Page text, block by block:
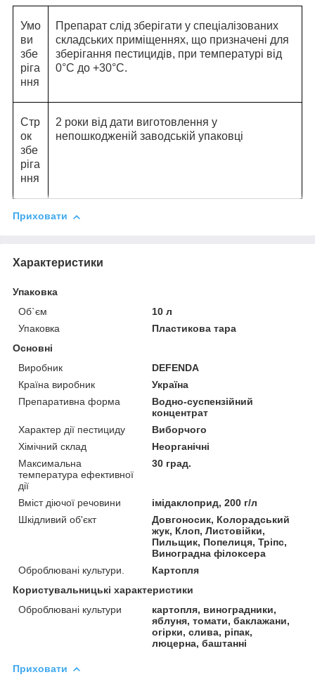
Умо
ви
збе
ріга
ння
Препарат слід зберігати у спеціалізованих
складських приміщеннях, що призначені для
зберігання пестицидів, при температурі від
0°С до +30°С.
Стр
ок
збе
ріга
ння
2 роки від дати виготовлення у
непошкодженій заводській упаковці
Приховати
Характеристики
Упаковка
Об`єм
10 л
Упаковка
Пластикова тара
Основні
Виробник
DEFENDA
Країна виробник
Україна
Препаративна форма
Водно-суспензійний
концентрат
Характер дії пестициду
Виборчого
Хімічний склад
Неорганічні
Максимальна
температура ефективної
дії
30 град.
Вміст діючої речовини
імідаклоприд, 200 г/л
Шкідливий об'єкт
Довгоносик, Колорадський
жук, Клоп, Листовійки,
Пильщик, Попелиця, Тріпс,
Виноградна філоксера
Оброблювані культури.
Картопля
Користувальницькі характеристики
Оброблювані культури
картопля, виноградники,
яблуня, томати, баклажани,
огірки, слива, ріпак,
люцерна, баштанні
Приховати